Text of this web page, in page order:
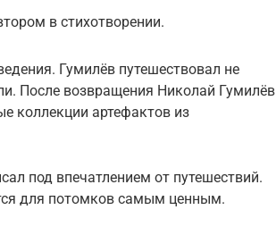
в стихотворении.
Гумилёв путешествовал не
После возвращения Николай Гумилёв
коллекции артефактов из
под впечатлением от путешествий.
для потомков самым ценным.